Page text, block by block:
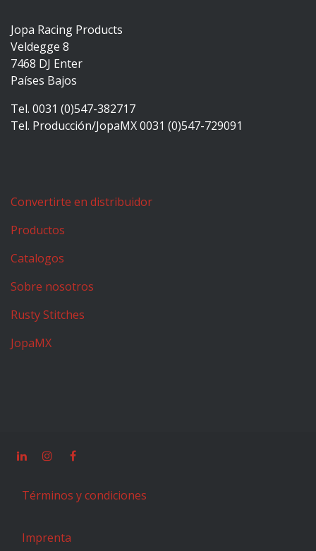
Jopa Racing Products
Veldegge 8
7468 DJ Enter
Países Bajos
Tel. 0031 (0)547-382717
Tel. Producción/JopaMX 0031 (0)547-729091
Convertirte en distribuidor
Productos
Catalogos
Sobre nosotros
Rusty Stitches
JopaMX
Términos y condiciones
Imprenta